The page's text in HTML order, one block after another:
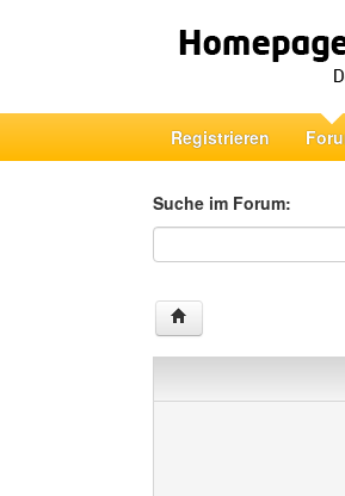
Registrieren
Suche im Forum:
Suche im Forum